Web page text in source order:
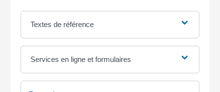
Textes de référence
Services en ligne et formulaires